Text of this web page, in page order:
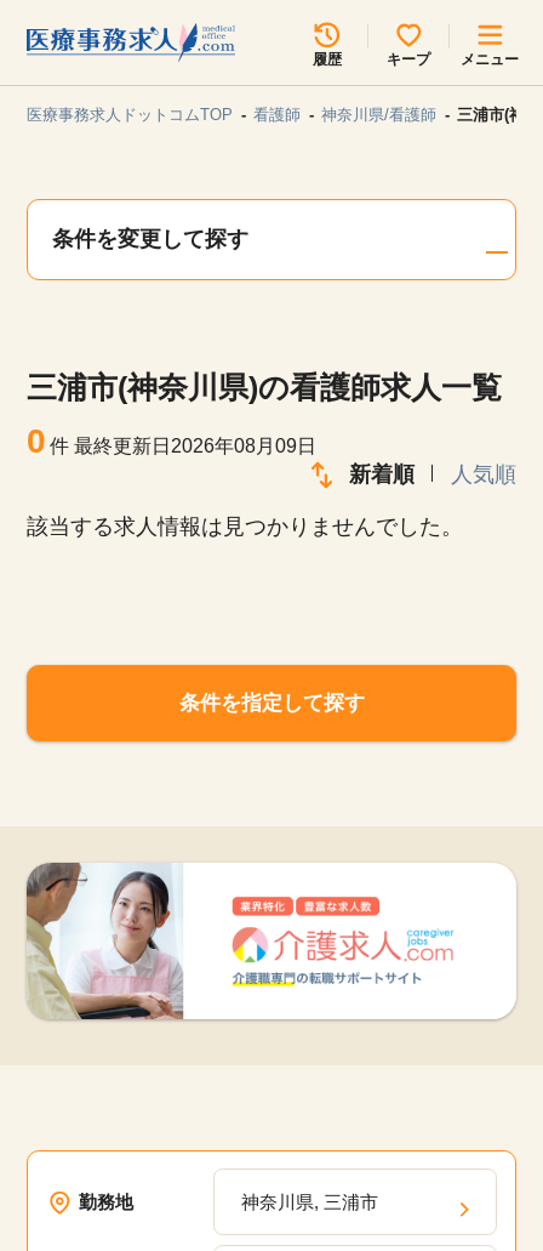
履歴 キープ メニュー
見学会・イベント情報
よくあるご質問
運営会社
医療事務求人ドットコムTOP 看護師 神奈川県/看護師 三浦市(神
条件を変更して探す
三浦市(神奈川県)の看護師求人一覧
0 件最終更新日2026年08月09日
新着順 人気順
該当する求人情報は見つかりませんでした。
条件を指定して探す
勤務地 神奈川県, 三浦市
所在地のエリアを選択してください
各支店担当よりご連絡させていただきます。
関東
甲信越・北陸 中国・四国